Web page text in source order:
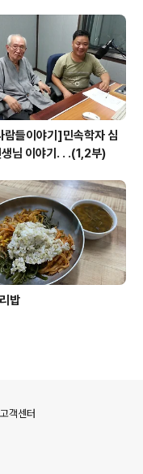
람들이야기]민속학자 심
님 이야기. . .(1,2부)
밥
고객센터